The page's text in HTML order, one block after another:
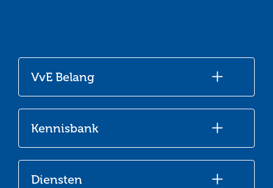
Diensten
Kennisbank
VvE Belang